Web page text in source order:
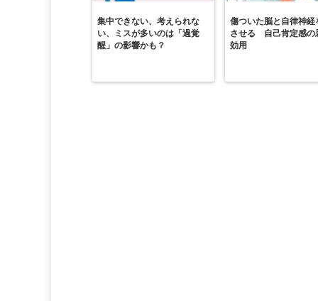
集中できない、考えられな
い、ミスが多いのは「過覚
醒」の影響かも？
傷ついた脳と自律神経
させる 自己肯定感の
効用